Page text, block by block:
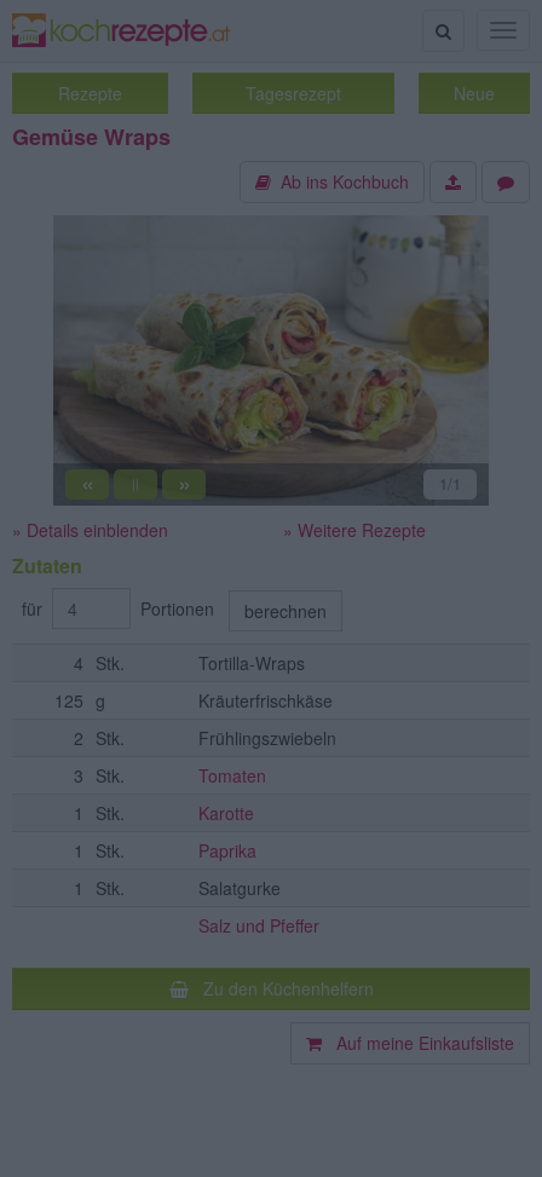
Suche
Rezepte Tagesrezept Neue
Gemüse Wraps
Ab ins Kochbuch
« || » 1/1
» Details einblenden » Weitere Rezepte
Zutaten
für Portionen berechnen
4 Stk.
Tortilla-Wraps
125 g
Kräuterfrischkäse
2 Stk.
Frühlingszwiebeln
3 Stk.
Tomaten
1
Stk.
Karotte
1
Stk.
Paprika
1
Stk.
Salatgurke
Salz und Pfeffer
Zu den Küchenhelfern
Auf meine Einkaufsliste